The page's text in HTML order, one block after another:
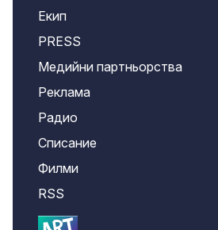
Екип
PRESS
Медийни партньорства
Реклама
Радио
Списание
Филми
RSS